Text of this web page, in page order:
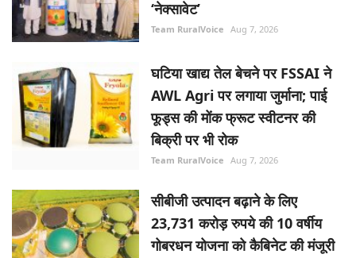
‘नेक्सावेट’
Team RuralVoice Aug 7, 2026
घटिया खाद्य तेल बेचने पर FSSAI ने
AWL Agri पर लगाया जुर्माना; पाई
फूड्स की मोंक फ्रूट स्वीटनर की
बिक्री पर भी रोक
Team RuralVoice Aug 7, 2026
सीबीजी उत्पादन बढ़ाने के लिए
23,731 करोड़ रुपये की 10 वर्षीय
गोबरधन योजना को कैबिनेट की मंजूरी